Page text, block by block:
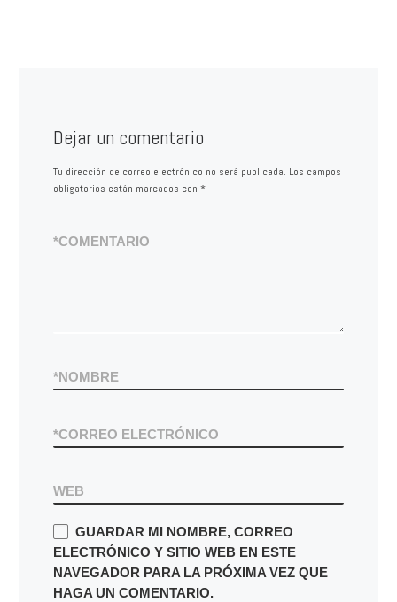
Dejar un comentario
Tu dirección de correo electrónico no será publicada. Los campos
obligatorios están marcados con *
COMENTARIO
*
NOMBRE
*
CORREO ELECTRÓNICO
*
WEB
GUARDAR MI NOMBRE, CORREO
ELECTRÓNICO Y SITIO WEB EN ESTE
NAVEGADOR PARA LA PRÓXIMA VEZ QUE
HAGA UN COMENTARIO.